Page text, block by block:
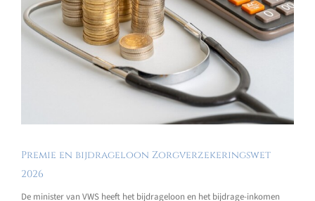
Premie en bijdrageloon Zorgverzekeringswet
2026
De minister van VWS heeft het bijdrageloon en het bijdrage-inkomen